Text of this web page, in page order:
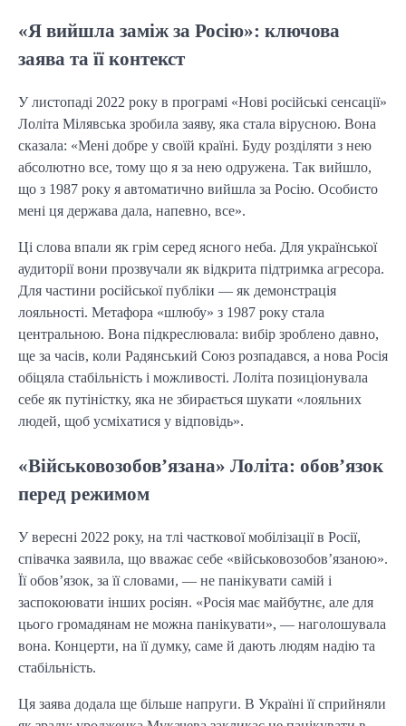
«Я вийшла заміж за Росію»: ключова
заява та її контекст
У листопаді 2022 року в програмі «Нові російські сенсації»
Лоліта Мілявська зробила заяву, яка стала вірусною. Вона
сказала: «Мені добре у своїй країні. Буду розділяти з нею
абсолютно все, тому що я за нею одружена. Так вийшло,
що з 1987 року я автоматично вийшла за Росію. Особисто
мені ця держава дала, напевно, все».
Ці слова впали як грім серед ясного неба. Для української
аудиторії вони прозвучали як відкрита підтримка агресора.
Для частини російської публіки — як демонстрація
лояльності. Метафора «шлюбу» з 1987 року стала
центральною. Вона підкреслювала: вибір зроблено давно,
ще за часів, коли Радянський Союз розпадався, а нова Росія
обіцяла стабільність і можливості. Лоліта позиціонувала
себе як путіністку, яка не збирається шукати «лояльних
людей, щоб усміхатися у відповідь».
«Військовозобов’язана» Лоліта: обов’язок
перед режимом
У вересні 2022 року, на тлі часткової мобілізації в Росії,
співачка заявила, що вважає себе «військовозобов’язаною».
Її обов’язок, за її словами, — не панікувати самій і
заспокоювати інших росіян. «Росія має майбутнє, але для
цього громадянам не можна панікувати», — наголошувала
вона. Концерти, на її думку, саме й дають людям надію та
стабільність.
Ця заява додала ще більше напруги. В Україні її сприйняли